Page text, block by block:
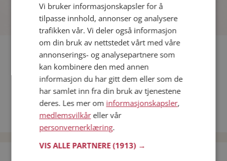
Fler single
Flere singlekvinner fra Nissedal: Patt, Bente,Milla
Menn fra Nissedal
Date kvinner i Norge
Date menn i Norge
Vi bruker informasjonskapsler for å
tilpasse innhold, annonser og analysere
trafikken vår. Vi deler også informasjon
om din bruk av nettstedet vårt med våre
annonserings- og analysepartnere som
kan kombinere den med annen
informasjon du har gitt dem eller som de
har samlet inn fra din bruk av tjenestene
deres. Les mer om informasjonskapsler,
medlemsvilkåreller vår
personvernerklæring.
VIS ALLE PARTNERE(1913) →